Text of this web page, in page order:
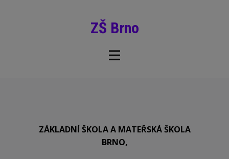
ZŠ Brno
ZÁKLADNÍ ŠKOLA A MATEŘSKÁ ŠKOLA
BRNO,